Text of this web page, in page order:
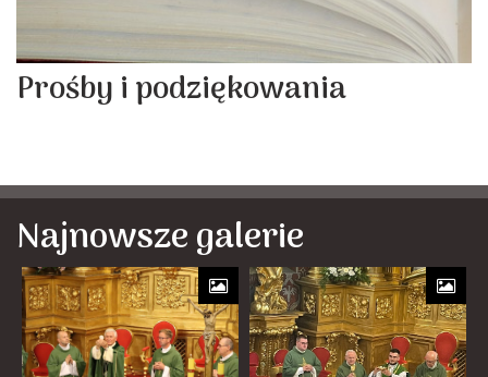
Prośby i podziękowania
Najnowsze galerie